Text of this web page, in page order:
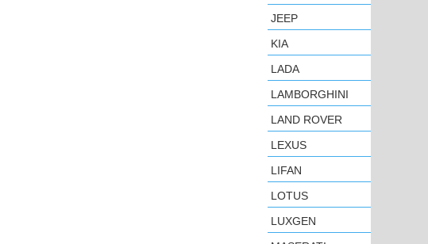
JEEP
KIA
LADA
LAMBORGHINI
LAND ROVER
LEXUS
LIFAN
LOTUS
LUXGEN